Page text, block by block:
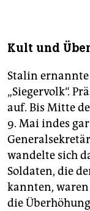
Kult und
Stalin ernannte
„Siegervolk“.
auf. Bis Mitte
9. Mai indes
wandelte sich
Soldaten, die
kannten, waren
die